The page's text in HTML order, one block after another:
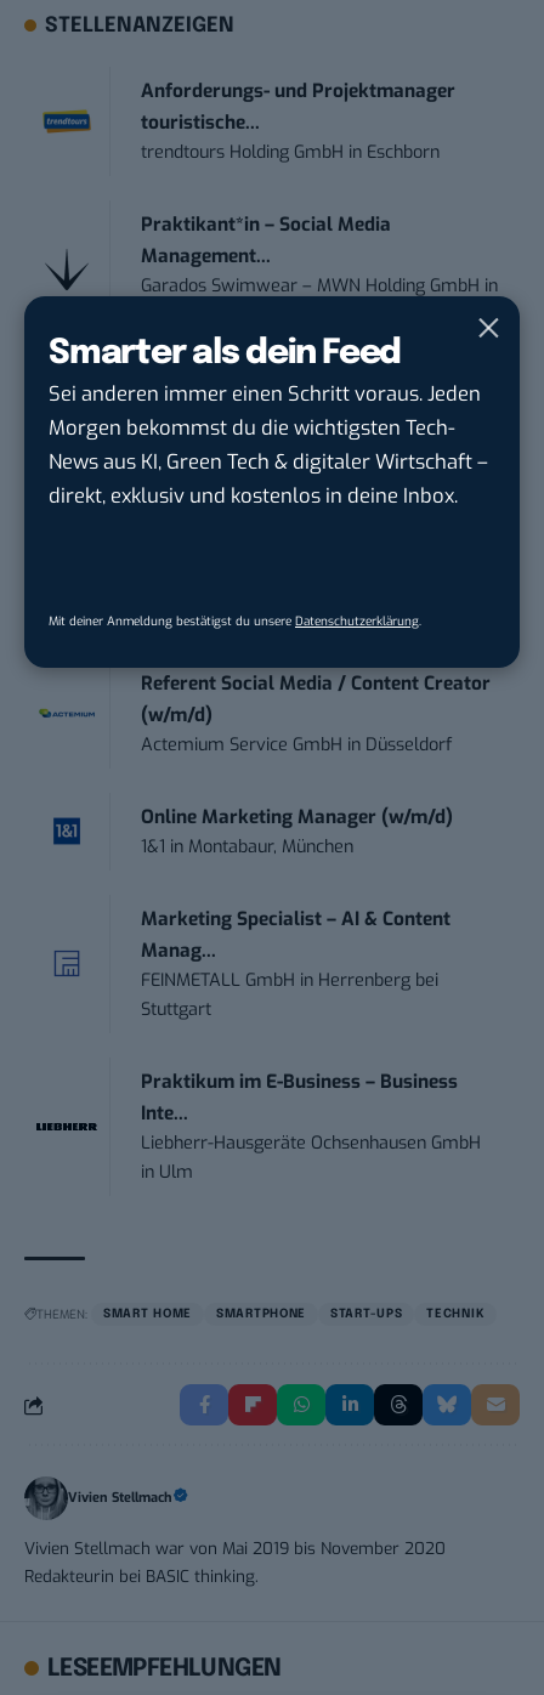
Smarter als dein Feed
Sei anderen immer einen Schritt voraus. Jeden
Morgen bekommst du die wichtigsten Tech-
News aus KI, Green Tech & digitaler Wirtschaft –
direkt, exklusiv und kostenlos in deine Inbox.
Mit deiner Anmeldung bestätigst du unsere Datenschutzerklärung
STELLENANZEIGEN
Anforderungs- und Projektmanager
touristische...
trendtours Holding GmbH in Eschborn
Praktikant*in – Social Media
Management...
Garados Swimwear – MWN Holding GmbH in
Community Manager:in Open Source
(w/m/d)
Zentrum für Digitale Souveränität der Öffe...
inBochum
meap GmbH Witten
Referent Social Media / Content Creator
(w/m/d)
Actemium Service GmbH in Düsseldorf
Online Marketing Manager (w/m/d)
1&1 in Montabaur, München
Marketing Specialist – AI & Content
Manag...
FEINMETALL GmbH in Herrenberg bei
Stuttgart
Praktikum im E-Business – Business
Inte...
Liebherr-Hausgeräte Ochsenhausen GmbH
in Ulm
THEMEN: SMART HOME SMARTPHONE START-UPS TECHNIK
Vivien Stellmach
Vivien Stellmach war von Mai 2019 bis November 2020
Redakteurin bei BASIC thinking.
LESEEMPFEHLUNGEN